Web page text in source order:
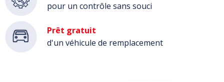
pour un contrôle sans souci
Prêt gratuit
d'un véhicule de remplacement